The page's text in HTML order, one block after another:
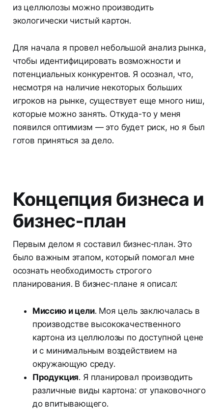
из целлюлозы можно производить
экологически чистый картон.
Для начала я провел небольшой анализ рынка,
чтобы идентифицировать возможности и
потенциальных конкурентов. Я осознал, что,
несмотря на наличие некоторых больших
игроков на рынке, существует еще много ниш,
которые можно занять. Откуда-то у меня
появился оптимизм — это будет риск, но я был
готов приняться за дело.
Концепция бизнеса и
бизнес-план
Первым делом я составил бизнес-план. Это
было важным этапом, который помогал мне
осознать необходимость строгого
планирования. В бизнес-плане я описал:
Миссию и цели. Моя цель заключалась в
производстве высококачественного
картона из целлюлозы по доступной цене
и с минимальным воздействием на
окружающую среду.
Продукция. Я планировал производить
различные виды картона: от упаковочного
до впитывающего.